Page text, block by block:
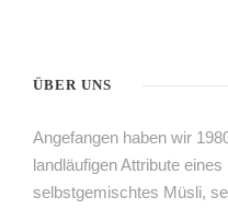
ÜBER UNS
Angefangen haben wir
landläufigen Attribute
selbstgemischtes Müsli,